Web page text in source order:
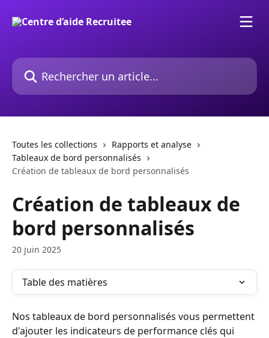
Rechercher un article...
Toutes les collections
Rapports et analyse
Tableaux de bord personnalisés
Création de tableaux de bord personnalisés
Création de tableaux de
bord personnalisés
20 juin 2025
Table des matières
Nos tableaux de bord personnalisés vous permettent
d'ajouter les indicateurs de performance clés qui